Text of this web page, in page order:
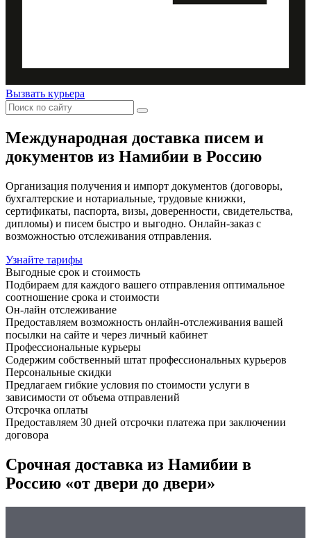
Вызвать курьера
Международная доставка писем и
документов из Намибии в Россию
Организация получения и импорт документов (договоры,
бухгалтерские и нотариальные, трудовые книжки,
сертификаты, паспорта, визы, доверенности, свидетельства,
дипломы) и писем быстро и выгодно. Онлайн-заказ с
возможностью отслеживания отправления.
Узнайте тарифы
Выгодные срок и стоимость
Подбираем для каждого вашего отправления оптимальное
соотношение срока и стоимости
Он-лайн отслеживание
Предоставляем возможность онлайн-отслеживания вашей
посылки на сайте и через личный кабинет
Профессиональные курьеры
Содержим собственный штат профессиональных курьеров
Персональные скидки
Предлагаем гибкие условия по стоимости услуги в
зависимости от объема отправлений
Отсрочка оплаты
Предоставляем 30 дней отсрочки платежа при заключении
договора
Срочная доставка из Намибии в
Россию «от двери до двери»